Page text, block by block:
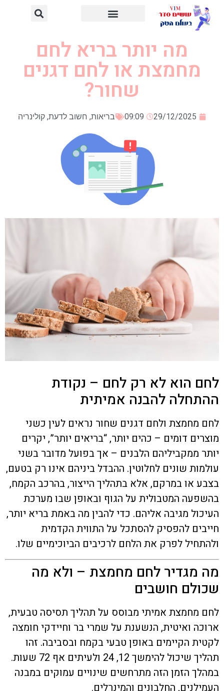
מה יותר בריא לחם
מחמצת או לחם דגנים
שחור?
29/12/2025
09:09 בריאות, חשוב לדעת, קולינריה
לחם הוא לא רק לחם – נקודת
ההתחלה להבנה אמיתית
לחם מחמצת ולחם דגנים שחור נראים לעין כשני
מוצרים דומים – כהים יותר, “בריאים יותר”, יקרים
יותר ממקביליהם הלבנים – אך בפועל מדובר בשני
עולמות שונים לחלוטין. ההבדל ביניהם אינו רק בטעם,
בצבע או במרקם, אלא בתהליך הייצור, בהרכב הקמח,
בהשפעה המטבולית על הגוף ובאופן שבו מערכת
העיכול מגיבה אליהם. כדי להבין מה באמת בריא יותר,
חייבים להפסיק להסתכל על התווית הקדמית
ולהתחיל לפרק את הלחם לרכיבים הביוכימיים שלו.
מה מגדיר לחם מחמצת – ולא מה
שכולם חושבים
לחם מחמצת אמיתי מבוסס על תהליך תסיסה טבעית,
ארוכה ואיטית, הנשענת על שמרי בר וחיידקי חומצה
לקטית הקיימים באופן טבעי בקמח ובסביבה. זהו
תהליך שיכול להימשך 12, 24 ולעיתים אף 72 שעות.
במהלך הזמן הזה מתרחשים שינויים עמוקים במבנה
העמילנים, החלבונים והמינרלים.